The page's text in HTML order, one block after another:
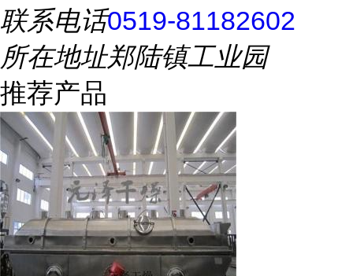
联系电话0519-81182602
所在地址郑陆镇工业园
推荐产品